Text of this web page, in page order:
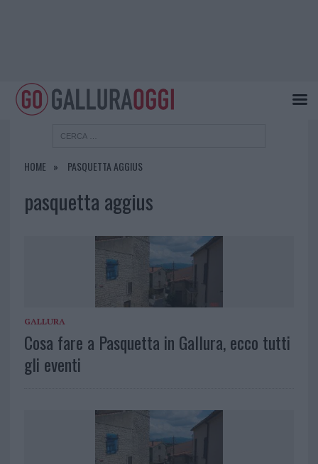
HOME PASQUETTA AGGIUS
pasquetta aggius
GALLURA
Cosa fare a Pasquetta in Gallura, ecco tutti
gli eventi